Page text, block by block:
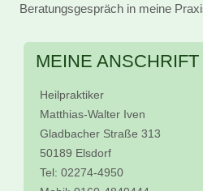
Beratungsgespräch in meine
MEINE ANSCHRIFT
Heilpraktiker
Matthias-Walter Iven
Gladbacher Straße 313
50189 Elsdorf
Tel: 02274-4950